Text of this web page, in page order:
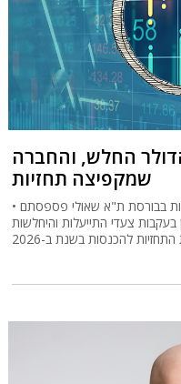
החלש, והחברה
שמקפיצה תחזיות
בבורסת ת"א שאולי פספסתם •
בעקבות צעדי התייעלות והיחלשות
להכנסות בשנת ב-2026